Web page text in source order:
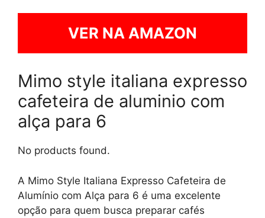
VER NA AMAZON
Mimo style italiana expresso
cafeteira de aluminio com
alça para 6
No products found.
A Mimo Style Italiana Expresso Cafeteira de
Alumínio com Alça para 6 é uma excelente
opção para quem busca preparar cafés